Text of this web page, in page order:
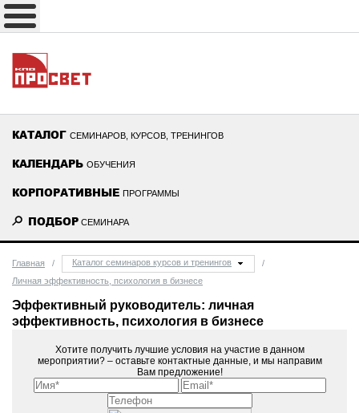
КАТАЛОГ СЕМИНАРОВ, КУРСОВ, ТРЕНИНГОВ
КАЛЕНДАРЬ ОБУЧЕНИЯ
КОРПОРАТИВНЫЕ ПРОГРАММЫ
ПОДБОР СЕМИНАРА
Главная / Каталог семинаров курсов и тренингов
/
Личная эффективность, психология в бизнесе
Эффективный руководитель: личная
эффективность, психология в бизнесе
Хотите получить лучшие условия на участие в данном
мероприятии? – оставьте контактные данные, и мы направим
Вам предложение!